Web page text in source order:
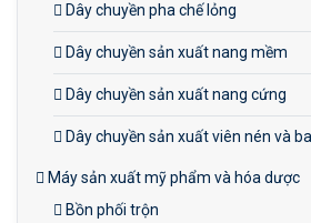
Dây chuyền pha chế lỏng
Dây chuyền sản xuất nang mềm
Dây chuyền sản xuất nang cứng
Dây chuyền sản xuất viên nén và
Máy sản xuất mỹ phẩm và hóa dược
Bồn phối trộn